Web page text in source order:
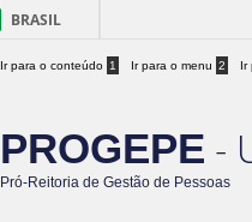
BRASIL
Ir para o conteúdo 1 Ir para o menu 2 Ir
PROGEPE -
Pró-Reitoria de Gestão de Pessoas